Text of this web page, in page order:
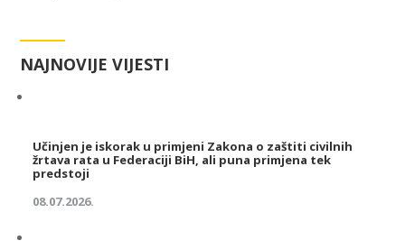
NAJNOVIJE VIJESTI
Učinjen je iskorak u primjeni Zakona o zaštiti civilnih
žrtava rata u Federaciji BiH, ali puna primjena tek
predstoji
08.07.2026.